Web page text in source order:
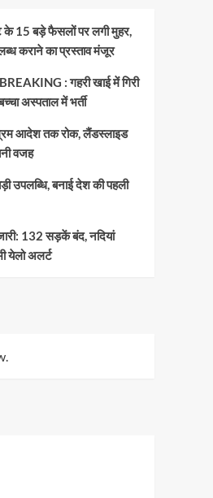
के 15 बड़े फैसलों पर लगी मुहर,
कराने का प्रस्ताव मंजूर
: गहरी खाई में गिरी
अस्पताल में भर्ती
आदेश तक रोक, लैंडस्लाइड
वजह
उपलब्धि, बनाई देश की पहली
132 सड़कें बंद, नदियां
येलो अलर्ट